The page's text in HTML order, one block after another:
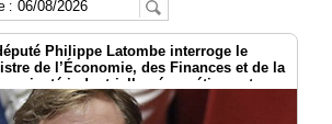
:
Philippe Latombe interroge le
de l’Économie, des Finances et de la
industrielle , énergétique et